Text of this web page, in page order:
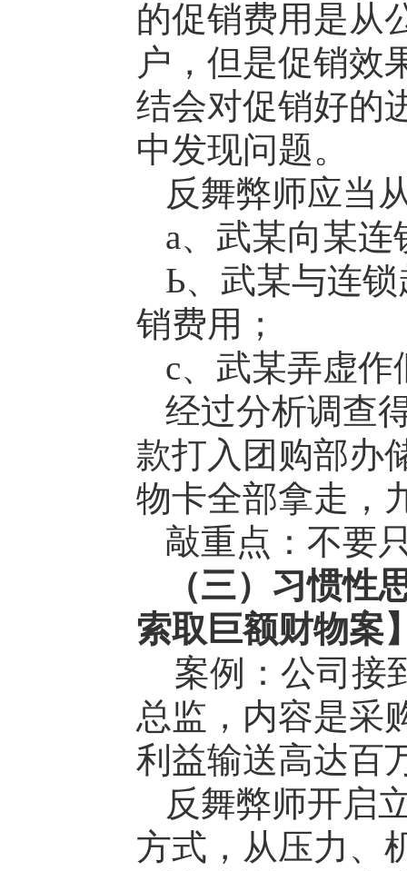
的促销费用是从
户，但是促销效
结会对促销好的
中发现问题。
反舞弊师应当
а、武某向某
Ь、武某与连
销费用；
c、武某弄虚
经过分析调查
款打入团购部办
物卡全部拿走，
敲重点：不要
（三）习惯性
索取巨额财物案
案例：公司接
总监，内容是采
利益输送高达百
反舞弊师开启
方式，从压力、